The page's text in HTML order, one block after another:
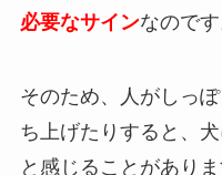
必要なサインなのです
そのため、人がしっ
ち上げたりすると、
と感じることがありま